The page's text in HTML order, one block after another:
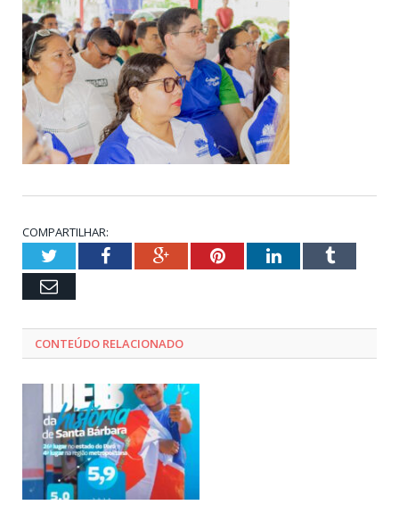
COMPARTILHAR:
TwitterFacebookGoogle+PinterestLinkedInTumblr
Email
CONTEÚDO RELACIONADO